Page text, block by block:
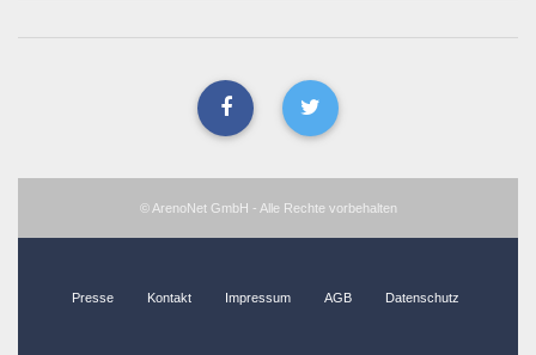
© ArenoNet GmbH - Alle Rechte vorbehalten
Presse Kontakt Impressum AGB Datenschutz